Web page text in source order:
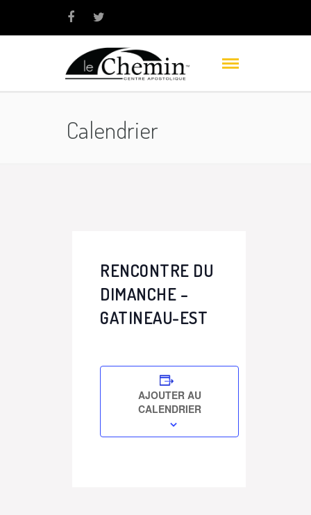
Calendrier
RENCONTRE DU
DIMANCHE –
GATINEAU-EST
AJOUTER AU
CALENDRIER